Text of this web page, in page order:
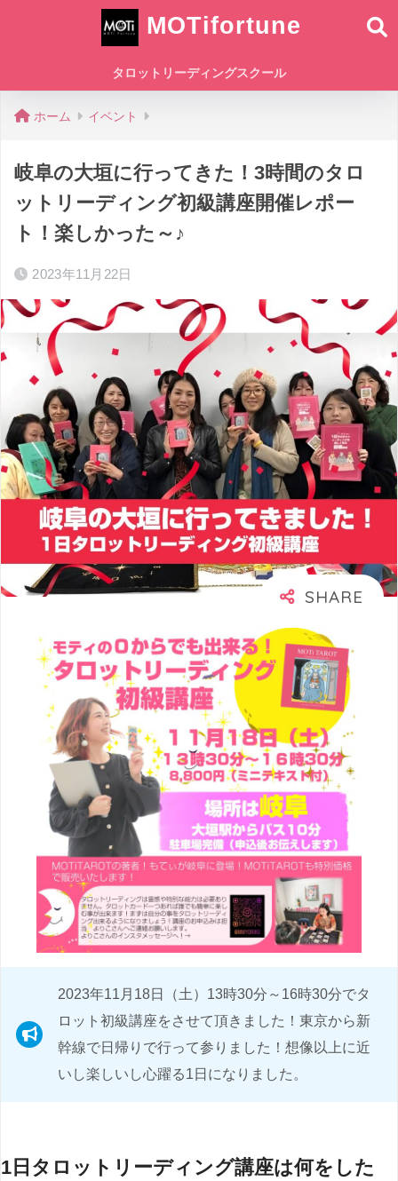
MOTifortune
タロットリーディングスクール
ホーム イベント
岐阜の大垣に行ってきた！3時間のタロ
ットリーディング初級講座開催レポー
ト！楽しかった～♪
2023年11月22日
2023年11月18日（土）13時30分～16時30分でタ
ロット初級講座をさせて頂きました！東京から新
幹線で日帰りで行って参りました！想像以上に近
いし楽しいし心躍る1日になりました。
1日タロットリーディング講座は何をした